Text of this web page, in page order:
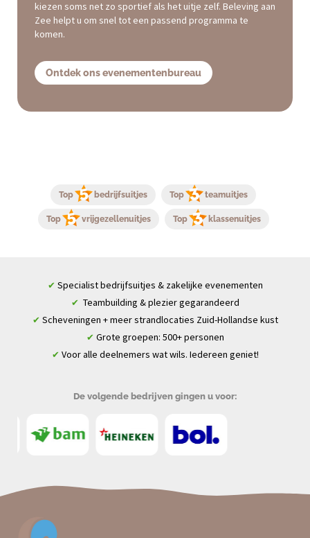
kiezen soms net zo sportief als het uitje zelf. Beleving aan
Zee helpt u om snel tot een passend programma te
komen.
Ontdek ons evenementenbureau
Top bedrijfsuitjes Top teamuitjes
Top vrijgezellenuitjes Top klassenuitjes
✔ Specialist bedrijfsuitjes & zakelijke evenementen
✔ Teambuilding & plezier gegarandeerd
✔ Scheveningen + meer strandlocaties Zuid-Hollandse kust
✔ Grote groepen: 500+ personen
✔ Voor alle deelnemers wat wils. Iedereen geniet!
De volgende bedrijven gingen u voor: